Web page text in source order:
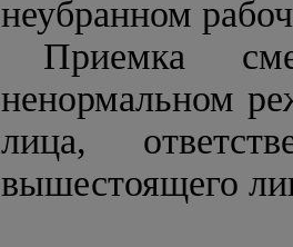
неубранном
Приемка
ненормальном
лица,
вышестоящего